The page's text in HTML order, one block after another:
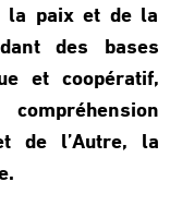
la paix et de la
des bases
et coopératif,
de l’Autre, la